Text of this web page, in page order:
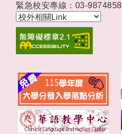
緊急校安專線：03-9874858